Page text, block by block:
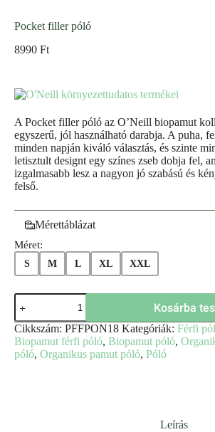
Pocket filler póló
8990 Ft
A Pocket filler póló az O’Neill biopamut
egyszerű, jól használható darabja. A puha,
minden napján kiváló választás, és szinte
letisztult designt egy színes zseb dobja fel,
izgalmasabb lesz a nagyon jó szabású és
felső.
Mérettáblázat
Méret:
S M L XL XXL
Kosárba
Cikkszám: PFFPON18 Kategóriák: Férfi
Biopamut férfi póló, Biopamut póló,
póló, Organikus pamut póló, Póló
Leírás